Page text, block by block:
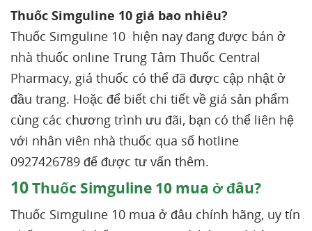
Thuốc Simguline 10 giá bao nhiêu?
Thuốc Simguline 10 hiện nay đang được bán ở
nhà thuốc online Trung Tâm Thuốc Central
Pharmacy, giá thuốc có thể đã được cập nhật ở
đầu trang. Hoặc để biết chi tiết về giá sản phẩm
cùng các chương trình ưu đãi, bạn có thể liên hệ
với nhân viên nhà thuốc qua số hotline
0927426789 để được tư vấn thêm.
10Thuốc Simguline 10 mua ở đâu?
Thuốc Simguline 10 mua ở đâu chính hãng, uy tín